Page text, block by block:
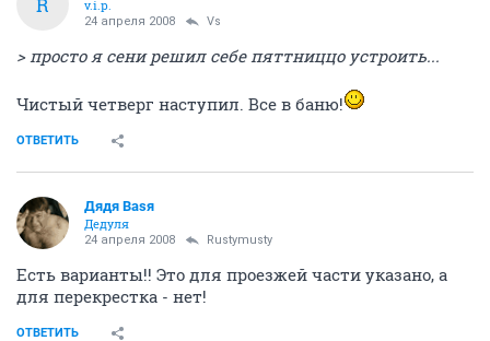
v.i.p.
24 апреля 2008 Vs
> просто я сени решил себе пяттниццо устроить...
Чистый четверг наступил. Все в баню!
ОТВЕТИТЬ
Дядя Ваsя
Дедуля
24 апреля 2008 Rustymusty
Есть варианты!! Это для проезжей части указано, а
для перекрестка - нет!
ОТВЕТИТЬ